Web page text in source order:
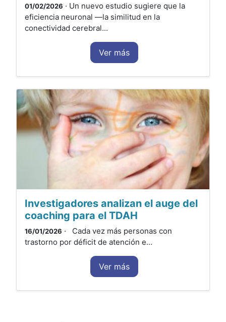
01/02/2026 · Un nuevo estudio sugiere que la
eficiencia neuronal —la similitud en la
conectividad cerebral...
Ver más
Investigadores analizan el auge del
coaching para el TDAH
16/01/2026 · Cada vez más personas con
trastorno por déficit de atención e...
Ver más